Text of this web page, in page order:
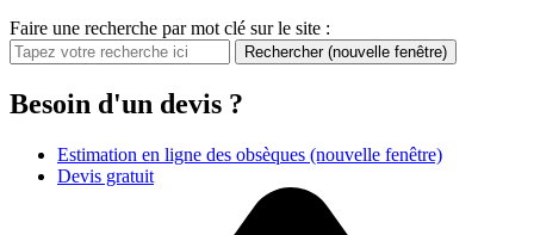
Faire une recherche par mot clé sur le site :
Rechercher (nouvelle fenêtre)
Besoin d'un devis ?
Estimation en ligne des obsèques (nouvelle fenêtre)
Devis gratuit